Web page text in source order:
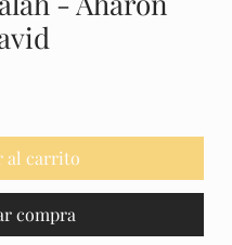
al carrito
compra